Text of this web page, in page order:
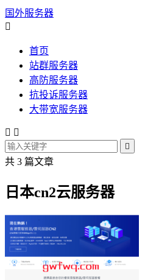
国外服务器

首页
站群服务器
高防服务器
抗投诉服务器
大带宽服务器
 

共 3 篇文章
日本cn2云服务器